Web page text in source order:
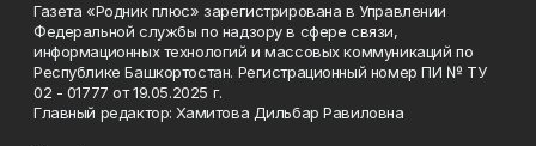
Газета «Родник плюс» зарегистрирована в Управлении
Федеральной службы по надзору в сфере связи,
информационных технологий и массовых коммуникаций по
Республике Башкортостан. Регистрационный номер ПИ № ТУ
02 - 01777 от 19.05.2025 г.
Главный редактор: Хамитова Дильбар Равиловна